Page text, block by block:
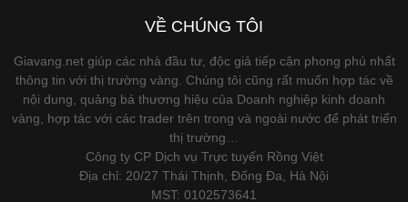
VỀ CHÚNG TÔI
Giavang.net giúp các nhà đầu tư, độc giả tiếp cận phong phú nhất
thông tin với thị trường vàng. Chúng tôi cũng rất muốn hợp tác về
nội dung, quảng bá thương hiệu của Doanh nghiệp kinh doanh
vàng, hợp tác với các trader trên trong và ngoài nước để phát triển
thị trường…
Công ty CP Dịch vụ Trực tuyến Rồng Việt
Địa chỉ: 20/27 Thái Thịnh, Đống Đa, Hà Nội
MST: 0102573641